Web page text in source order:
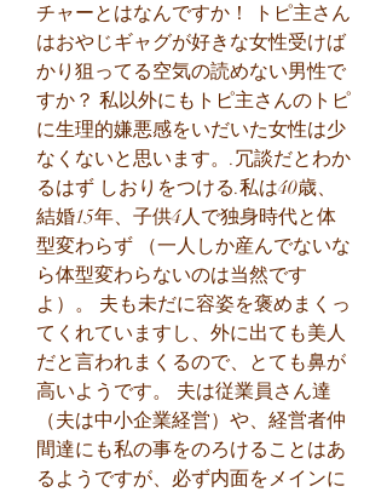
チャーとはなんですか！ トピ主さん
はおやじギャグが好きな女性受けば
かり狙ってる空気の読めない男性で
すか？ 私以外にもトピ主さんのトピ
に生理的嫌悪感をいだいた女性は少
なくないと思います。.冗談だとわか
るはず しおりをつける.私は40歳、
結婚15年、子供4人で独身時代と体
型変わらず （一人しか産んでないな
ら体型変わらないのは当然です
よ）。 夫も未だに容姿を褒めまくっ
てくれていますし、外に出ても美人
だと言われまくるので、とても鼻が
高いようです。 夫は従業員さん達
（夫は中小企業経営）や、経営者仲
間達にも私の事をのろけることはあ
るようですが、必ず内面をメインに